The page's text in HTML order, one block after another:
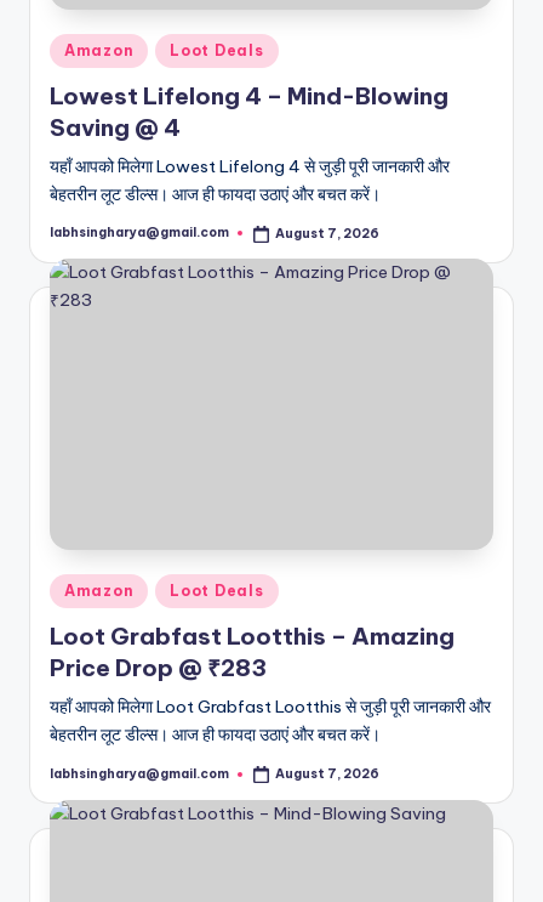
Posted
in
Amazon Loot Deals
Lowest Lifelong 4 – Mind-Blowing
Saving @ 4
यहाँ आपको मिलेगा Lowest Lifelong 4 से जुड़ी पूरी जानकारी और
बेहतरीन लूट डील्स। आज ही फायदा उठाएं और बचत करें।
Posted
labhsingharya@gmail.com August 7, 2026
Posted
in
Amazon Loot Deals
Loot Grabfast Lootthis – Amazing
Price Drop @ ₹283
यहाँ आपको मिलेगा Loot Grabfast Lootthis से जुड़ी पूरी जानकारी और
बेहतरीन लूट डील्स। आज ही फायदा उठाएं और बचत करें।
Posted
labhsingharya@gmail.com August 7, 2026